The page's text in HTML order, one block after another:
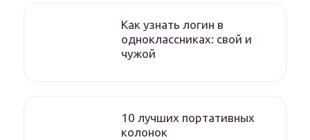
Как узнать логин в
одноклассниках: свой и
чужой
10 лучших портативных
колонок